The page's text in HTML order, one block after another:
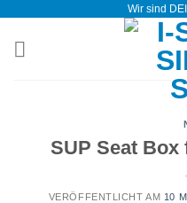
springen
Wir sind
SUP Seat Box
VERÖFFENTLICHT AM 10